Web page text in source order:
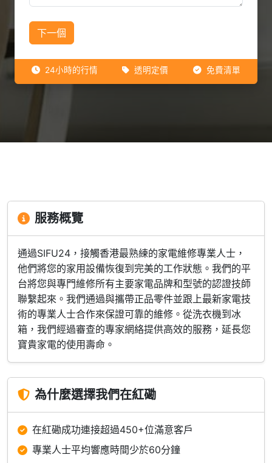
下一個
24小時的行情 透明定價 免費清單
服務概覽
通過SIFU24，接觸香港最熟練的家電維修專業人士，
他們將您的家用設備恢復到完美的工作狀態。我們的平
台將您與專門維修所有主要家電品牌和型號的認證技師
聯繫起來。我們通過與攜帶正品零件並跟上最新家電技
術的專業人士合作來保證可靠的維修。從洗衣機到冰
箱，我們經過審查的專家網絡提供高效的服務，延長您
寶貴家電的使用壽命。
為什麼選擇我們在紅磡
在紅磡成功連接超過450+位滿意客戶
專業人士平均響應時間少於60分鐘